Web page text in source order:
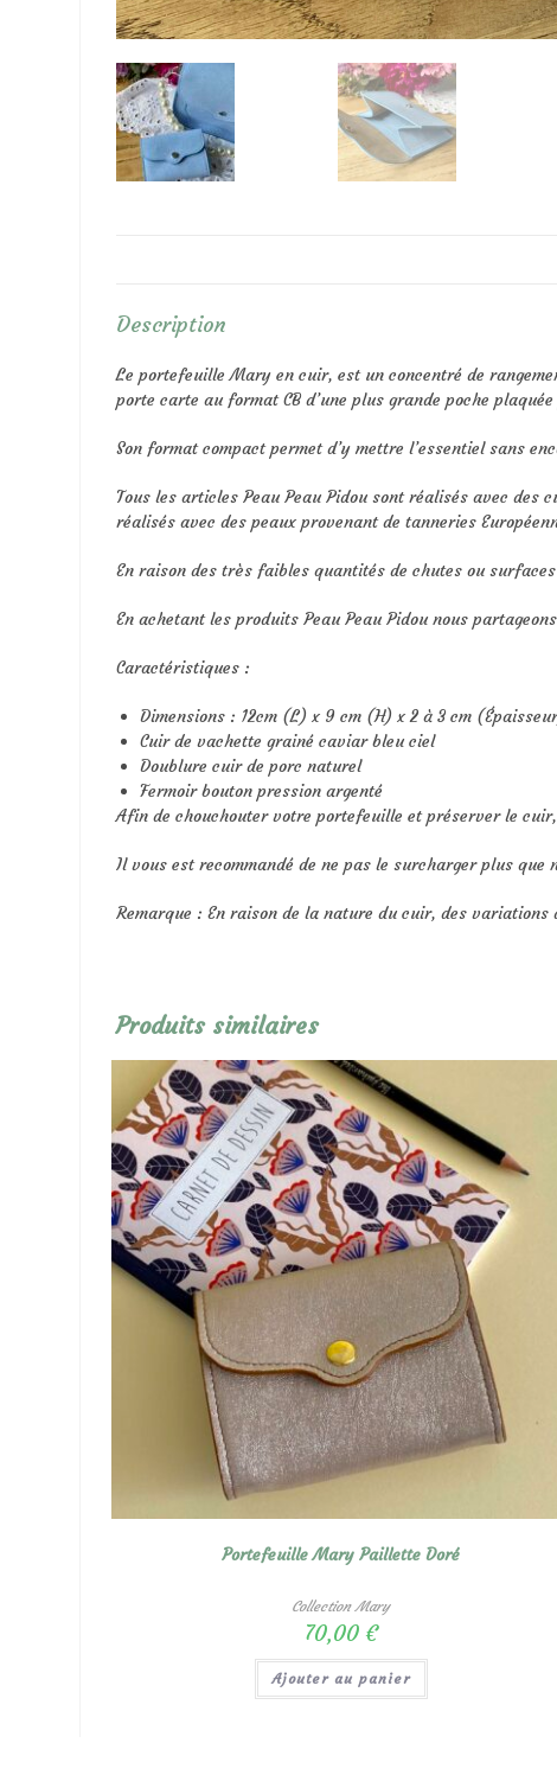
Description
Le portefeuille Mary en cuir, est un concentré de
porte carte au format CB d’une plus grande poche
Son format compact permet d’y mettre l’essentiel sans
Tous les articles Peau Peau Pidou sont réalisés avec
réalisés avec des peaux provenant de tanneries
En raison des très faibles quantités de chutes ou
En achetant les produits Peau Peau Pidou nous
Caractéristiques :
Dimensions : 12cm (L) x 9 cm (H) x 2 à 3 cm
Cuir de vachette grainé caviar bleu ciel
Doublure cuir de porc naturel
Fermoir bouton pression argenté
Afin de chouchouter votre portefeuille et préserver le
Il vous est recommandé de ne pas le surcharger plus que
Remarque : En raison de la nature du cuir, des
Produits similaires
Portefeuille Mary Paillette Doré
Collection Mary
70,00 €
Ajouter au panier